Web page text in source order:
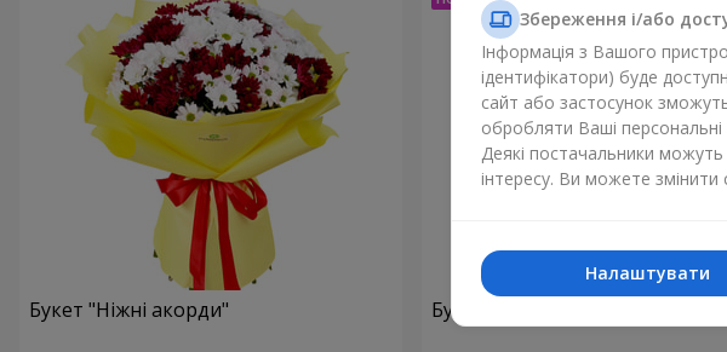
Букет "Ніжні акорди" Букет "Мамі в подарунок"
Збереження і/або
Інформація з Вашого
ідентифікатори) буде
сайт або застосунок
обробляти Ваші персональні
Деякі постачальники можуть
інтересу. Ви можете змінити
Налаштувати